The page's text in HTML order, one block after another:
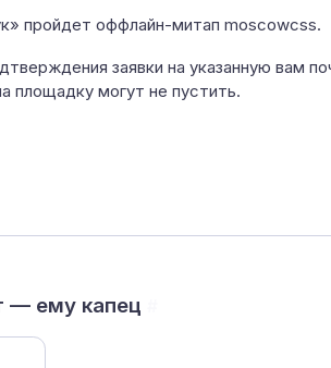
пройдет оффлайн-митап moscowcss.
заявки на указанную вам
площадку могут не пустить.
— ему капец